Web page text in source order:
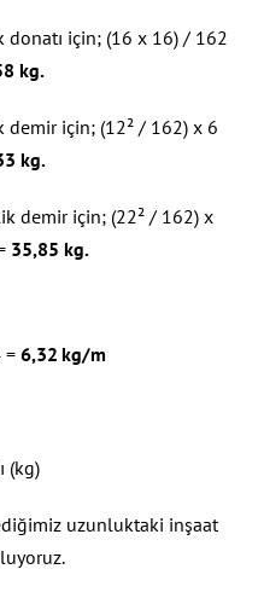
için; (16 x 16) / 162
kg.
için; (12² / 162) x 6
kg.
demir için; (22² / 162) x
35,85 kg.
= 6,32 kg/m
(kg)
uzunluktaki inşaat